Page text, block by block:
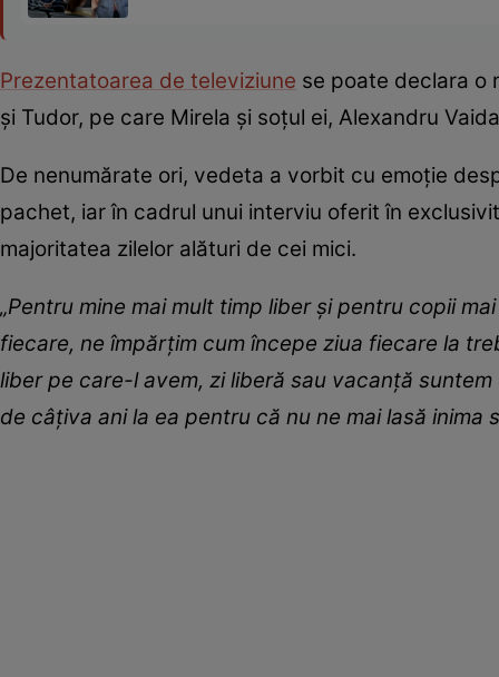
Prezentatoarea de televiziune se poate declara o
și Tudor, pe care Mirela și soțul ei, Alexandru
De nenumărate ori, vedeta a vorbit cu emoție
pachet, iar în cadrul unui interviu oferit în
majoritatea zilelor alături de cei mici.
„Pentru mine mai mult timp liber și pentru copii
fiecare, ne împărțim cum începe ziua fiecare la
liber pe care-l avem, zi liberă sau vacanță
de câțiva ani la ea pentru că nu ne mai lasă inima